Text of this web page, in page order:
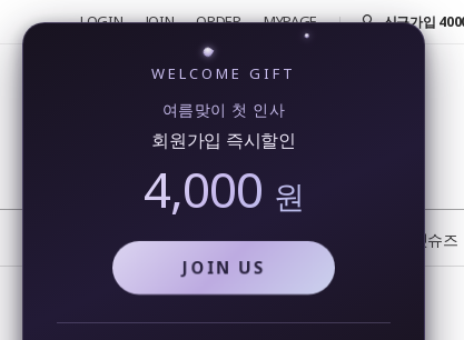
LOGIN JOIN ORDER MYPAGE
반품 및 교환
반품 및 교환
NEW BEST 플랫슈즈
위빙 짜임 네트 망사 메리제인 플랫슈즈 여름 여성 발편한 단화
WELCOME GIFT
여름맞이 첫 인사
회원가입 즉시할인
4,000 원
JOIN US